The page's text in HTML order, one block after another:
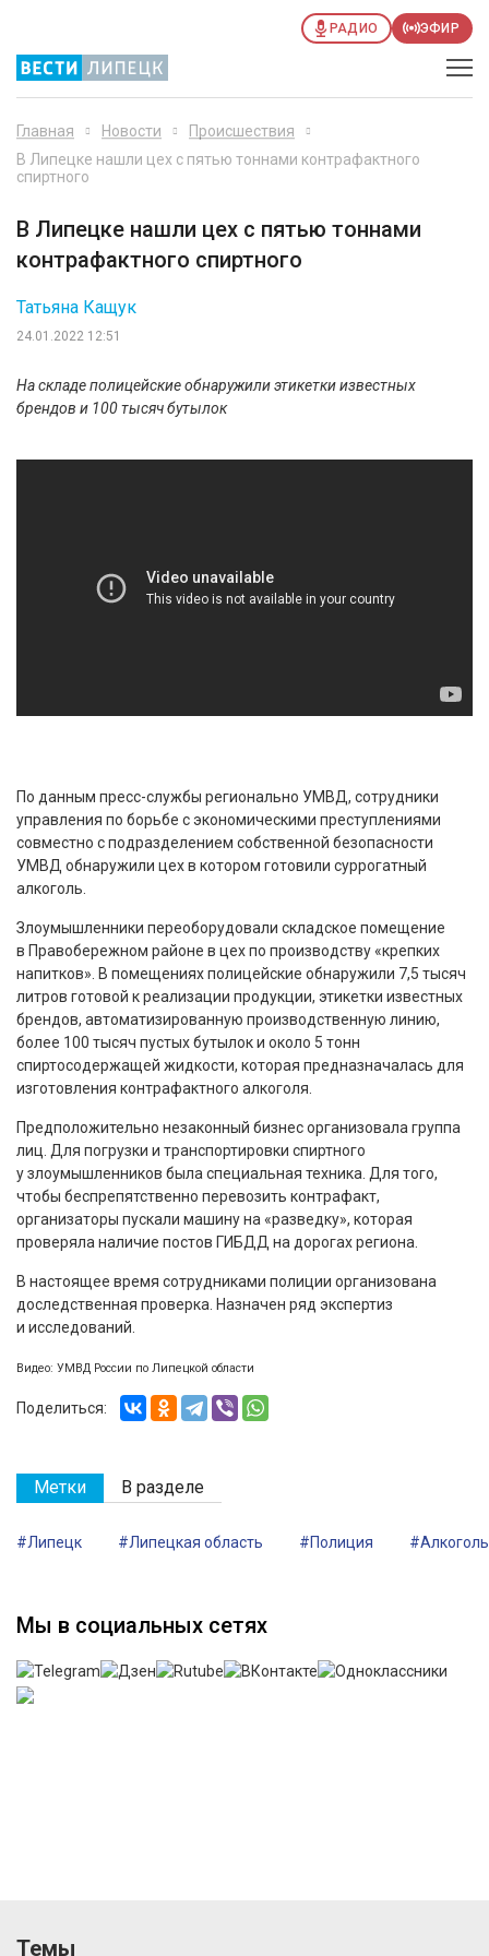
РАДИО ЭФИР
Главная Новости
Происшествия
В Липецке нашли цех с пятью тоннами контрафактного
спиртного
В Липецке нашли цех с пятью тоннами
контрафактного спиртного
24.01.2022 12:51
Татьяна Кащук
На складе полицейские обнаружили этикетки известных
брендов и 100 тысяч бутылок
По данным пресс-службы регионально УМВД, сотрудники
управления по борьбе с экономическими преступлениями
совместно с подразделением собственной безопасности
УМВД обнаружили цех в котором готовили суррогатный
алкоголь.
Злоумышленники переоборудовали складское помещение
в Правобережном районе в цех по производству «крепких
напитков». В помещениях полицейские обнаружили 7,5 тысяч
литров готовой к реализации продукции, этикетки известных
брендов, автоматизированную производственную линию,
более 100 тысяч пустых бутылок и около 5 тонн
спиртосодержащей жидкости, которая предназначалась для
изготовления контрафактного алкоголя.
Предположительно незаконный бизнес организовала группа
лиц. Для погрузки и транспортировки спиртного
у злоумышленников была специальная техника. Для того,
чтобы беспрепятственно перевозить контрафакт,
организаторы пускали машину на «разведку», которая
проверяла наличие постов ГИБДД на дорогах региона.
В настоящее время сотрудниками полиции организована
доследственная проверка. Назначен ряд экспертиз
и исследований.
Видео: УМВД России по Липецкой области
Поделиться:
Метки В разделе
#Липецк #Липецкая область #Полиция #Алкоголь
Мы в социальных сетях
Темы